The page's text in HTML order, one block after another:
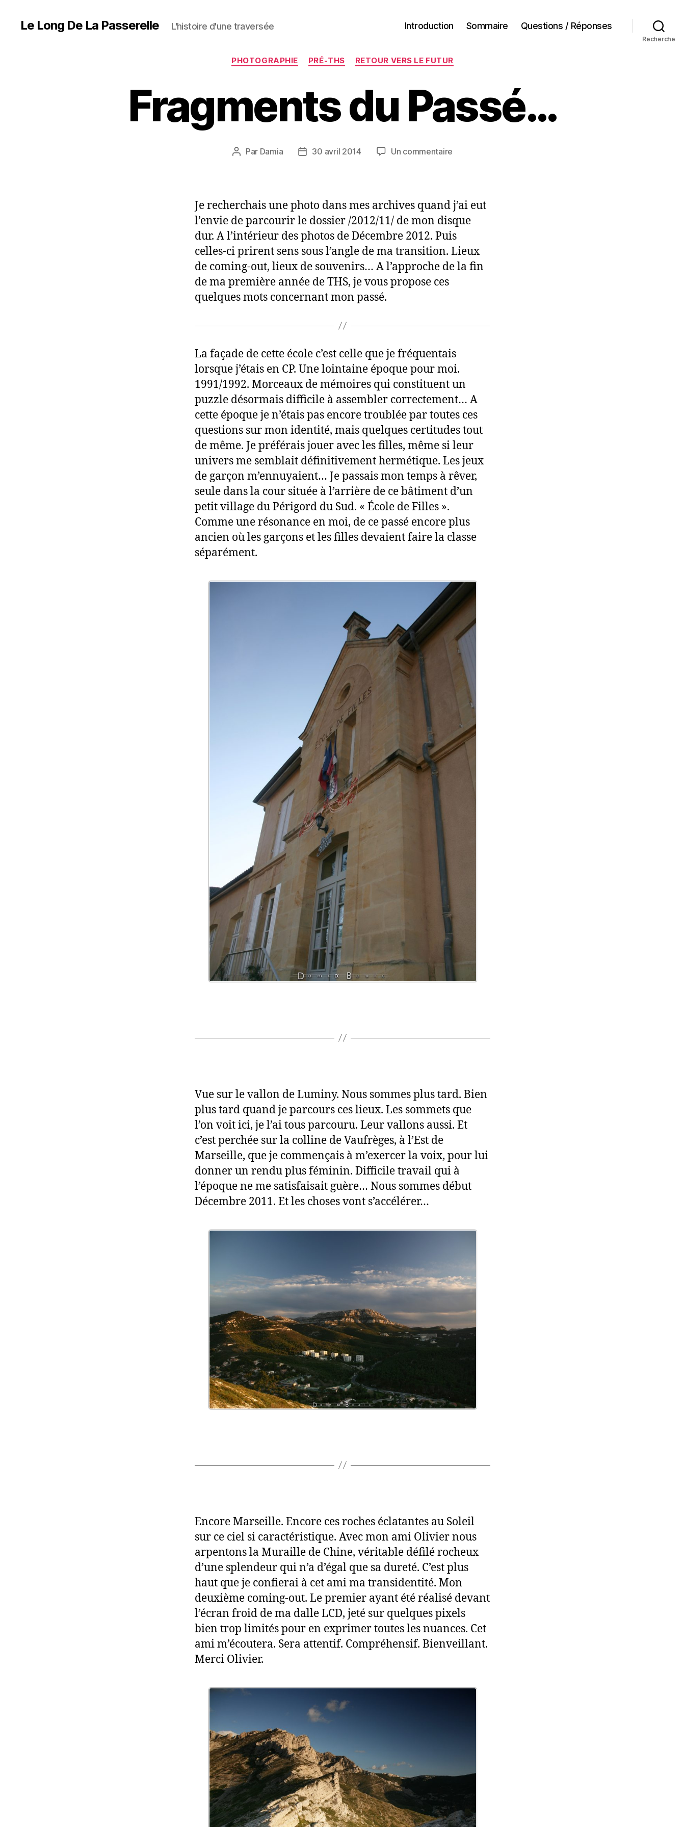
Le Long De La Passerelle L'histoire d'une traversée Introduction Sommaire Questions / Réponses
Recherche
Catégories
PHOTOGRAPHIE PRÉ-THS RETOUR VERS LE FUTUR
Fragments du Passé…
Auteur
Par Damia
Date30 avril 2014 Un commentaire
Je recherchais une photo dans mes archives quand j’ai eut
l’envie de parcourir le dossier /2012/11/ de mon disque
dur. A l’intérieur des photos de Décembre 2012. Puis
celles-ci prirent sens sous l’angle de ma transition. Lieux
de coming-out, lieux de souvenirs… A l’approche de la fin
de ma première année de THS, je vous propose ces
quelques mots concernant mon passé.
La façade de cette école c’est celle que je fréquentais
lorsque j’étais en CP. Une lointaine époque pour moi.
1991/1992. Morceaux de mémoires qui constituent un
puzzle désormais difficile à assembler correctement… A
cette époque je n’étais pas encore troublée par toutes ces
questions sur mon identité, mais quelques certitudes tout
de même. Je préférais jouer avec les filles, même si leur
univers me semblait définitivement hermétique. Les jeux
de garçon m’ennuyaient… Je passais mon temps à rêver,
seule dans la cour située à l’arrière de ce bâtiment d’un
petit village du Périgord du Sud. « École de Filles ».
Comme une résonance en moi, de ce passé encore plus
ancien où les garçons et les filles devaient faire la classe
séparément.
Vue sur le vallon de Luminy. Nous sommes plus tard. Bien
plus tard quand je parcours ces lieux. Les sommets que
l’on voit ici, je l’ai tous parcouru. Leur vallons aussi. Et
c’est perchée sur la colline de Vaufrèges, à l’Est de
Marseille, que je commençais à m’exercer la voix, pour lui
donner un rendu plus féminin. Difficile travail qui à
l’époque ne me satisfaisait guère… Nous sommes début
Décembre 2011. Et les choses vont s’accélérer…
Encore Marseille. Encore ces roches éclatantes au Soleil
sur ce ciel si caractéristique. Avec mon ami Olivier nous
arpentons la Muraille de Chine, véritable défilé rocheux
d’une splendeur qui n’a d’égal que sa dureté. C’est plus
haut que je confierai à cet ami ma transidentité. Mon
deuxième coming-out. Le premier ayant été réalisé devant
l’écran froid de ma dalle LCD, jeté sur quelques pixels
bien trop limités pour en exprimer toutes les nuances. Cet
ami m’écoutera. Sera attentif. Compréhensif. Bienveillant.
Merci Olivier.